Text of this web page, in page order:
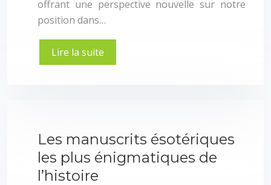
offrant une perspective nouvelle sur notre
position dans…
Lire la suite
Les manuscrits ésotériques
les plus énigmatiques de
l’histoire